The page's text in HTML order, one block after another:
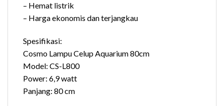
– Hemat listrik
– Harga ekonomis dan terjangkau
Spesifikasi:
Cosmo Lampu Celup Aquarium 80cm
Model: CS-L800
Power: 6,9 watt
Panjang: 80 cm